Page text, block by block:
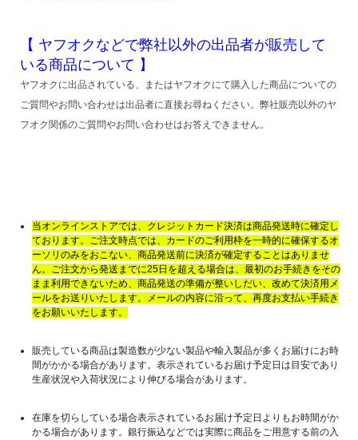
【 ヤフオクなどで弊社以外の出品者が販売して
いる商品について 】
ヤフオクに出品されている、またはヤフオクにて購入した商品についての
ご質問やお問い合わせは出品者に直接お尋ねください。弊社販売以外のヤ
フオク関係のご質問やお問い合わせはお答えできません。
当オンラインストアでは、クレジットカード決済は商品発送時に確定し
ております。ご注文時点では、カードのご利用枠を一時的に確保するオ
ーソリのみをおこない、商品発送前に決済が確定することはありませ
ん。ご注文から発送までに25日を超える場合は、最初のお手続きをその
まま利用できないため、商品発送の準備が整いしだい、改めて決済用メ
ールをお送りいたします。メールの内容に沿って、再度お支払い手続き
をお願いいたします。
販売している商品は製造数が少ない製品や輸入製品が多くお届けにお時
間がかかる場合があります。表示されているお届け予定日は目安であり
生産状況や入荷状況により伸びる場合があります。
在庫を切らしている場合表示されているお届け予定日よりもお時間がか
かる場合があります。銀行振込などでは実際に商品をご用意する前の入